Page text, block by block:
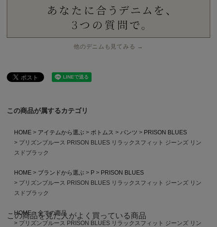
他のデニムも見てみる →
この商品が属するカテゴリ
HOME アイテムから選ぶ ボトムス パンツ
PRISON BLUES
プリズンブルース PRISON BLUES リラックスフィット ジーンズ リン
スドブラック
HOME ブランドから選ぶ P
PRISON BLUES
プリズンブルース PRISON BLUES リラックスフィット ジーンズ リン
スドブラック
HOME
全ての商品
プリズンブルース PRISON BLUES リラックスフィット ジーンズ リン
この商品を見た人がよく買っている商品